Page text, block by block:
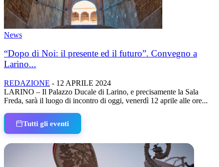
News
“Dopo di Noi: il presente ed il futuro”. Convegno a
Larino...
REDAZIONE - 12 APRILE 2024
LARINO – Il Palazzo Ducale di Larino, e precisamente la Sala
Freda, sarà il luogo di incontro di oggi, venerdì 12 aprile alle ore...
Tutti gli eventi